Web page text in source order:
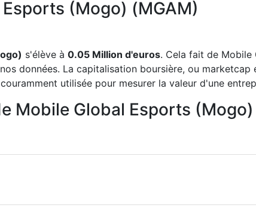
(Mogo) (MGAM)
s'élève à 0.05 Million d'euros. Cela fait de
données. La capitalisation boursière, ou marketcap
utilisée pour mesurer la valeur d'une
Mobile Global Esports